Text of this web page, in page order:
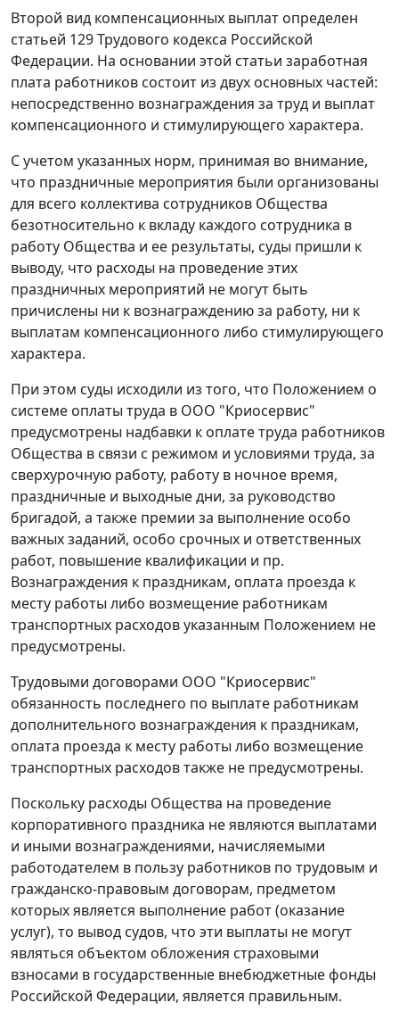
Второй вид компенсационных выплат определен
статьей 129Трудового кодекса Российской
Федерации. На основании этой статьи заработная
плата работников состоит из двух основных частей:
непосредственно вознаграждения за труд и выплат
компенсационного и стимулирующего характера.
С учетом указанных норм, принимая во внимание,
что праздничные мероприятия были организованы
для всего коллектива сотрудников Общества
безотносительно к вкладу каждого сотрудника в
работу Общества и ее результаты, суды пришли к
выводу, что расходы на проведение этих
праздничных мероприятий не могут быть
причислены ни к вознаграждению за работу, ни к
выплатам компенсационного либо стимулирующего
характера.
При этом суды исходили из того, что Положением о
системе оплаты труда в ООО "Криосервис"
предусмотрены надбавки к оплате труда работников
Общества в связи с режимом и условиями труда, за
сверхурочную работу, работу в ночное время,
праздничные и выходные дни, за руководство
бригадой, а также премии за выполнение особо
важных заданий, особо срочных и ответственных
работ, повышение квалификации и пр.
Вознаграждения к праздникам, оплата проезда к
месту работы либо возмещение работникам
транспортных расходов указанным Положением не
предусмотрены.
Трудовыми договорами ООО "Криосервис"
обязанность последнего по выплате работникам
дополнительного вознаграждения к праздникам,
оплата проезда к месту работы либо возмещение
транспортных расходов также не предусмотрены.
Поскольку расходы Общества на проведение
корпоративного праздника не являются выплатами
и иными вознаграждениями, начисляемыми
работодателем в пользу работников по трудовым и
гражданско-правовым договорам, предметом
которых является выполнение работ (оказание
услуг), то вывод судов, что эти выплаты не могут
являться объектом обложения страховыми
взносами в государственные внебюджетные фонды
Российской Федерации, является правильным.